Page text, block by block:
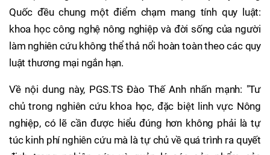
Quốc đều chung một điểm chạm mang tính quy luật:
khoa học công nghệ nông nghiệp và đời sống của người
làm nghiên cứu không thể thả nổi hoàn toàn theo các quy
luật thương mại ngắn hạn.
Về nội dung này, PGS.TS Đào Thế Anh nhấn mạnh: "Tư
chủ trong nghiên cứu khoa học, đặc biệt linh vực Nông
nghiệp, có lẽ cần được hiểu đúng hơn không phải là tự
túc kinh phí nghiên cứu mà là tự chủ về quá trình ra quyết